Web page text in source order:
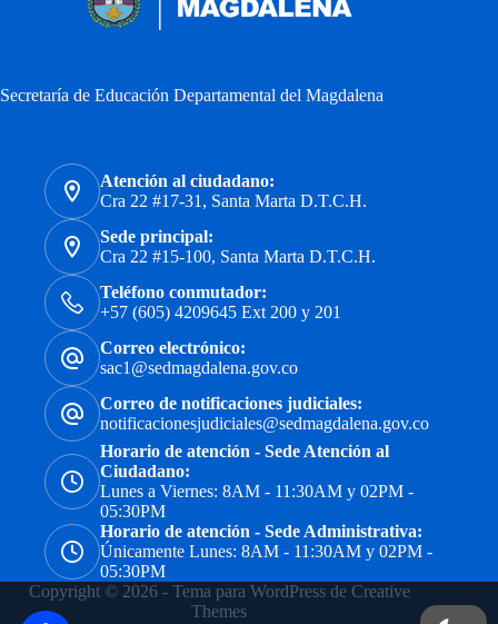
Secretaría de Educación Departamental del Magdalena
Atención al ciudadano:
Cra 22 #17-31, Santa Marta D.T.C.H.
Sede principal:
Cra 22 #15-100, Santa Marta D.T.C.H.
Teléfono conmutador:
+57 (605) 4209645 Ext 200 y 201
Correo electrónico:
sac1@sedmagdalena.gov.co
Correo de notificaciones judiciales:
notificacionesjudiciales@sedmagdalena.gov.co
Horario de atención - Sede Atención al
Ciudadano:
Lunes a Viernes: 8AM - 11:30AM y 02PM -
05:30PM
Horario de atención - Sede Administrativa:
Únicamente Lunes: 8AM - 11:30AM y 02PM -
05:30PM
Copyright © 2026 - Tema para WordPress de Creative
Themes